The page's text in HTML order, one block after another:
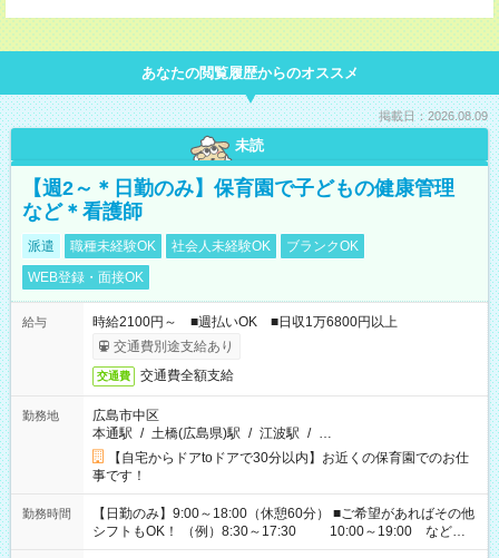
あなたの閲覧履歴からのオススメ
掲載日：2026.08.09
未読
【週2～＊日勤のみ】保育園で子どもの健康管理
など＊看護師
派遣 職種未経験OK 社会人未経験OK
ブランクOK
WEB登録・面接OK
給与
時給2100円～ ■週払いOK ■日収1万6800円以上
交通費別途支給あり
交通費 交通費全額支給
勤務地
広島市中区
本通駅 / 土橋(広島県)駅 / 江波駅 / …
【自宅からドアtoドアで30分以内】お近くの保育園でのお仕
事です！
勤務時間
【日勤のみ】9:00～18:00（休憩60分） ■ご希望があればその他
シフトもOK！ （例）8:30～17:30 10:00～19:00 など
「家族とお休みを合わせたい」 「余裕を持って夕飯の準備がし